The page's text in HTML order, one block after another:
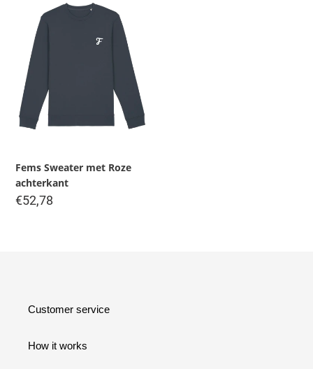
Roze
achterkant
Fems Sweater met Roze
achterkant
Regular
€52,78
Customer service
How it works